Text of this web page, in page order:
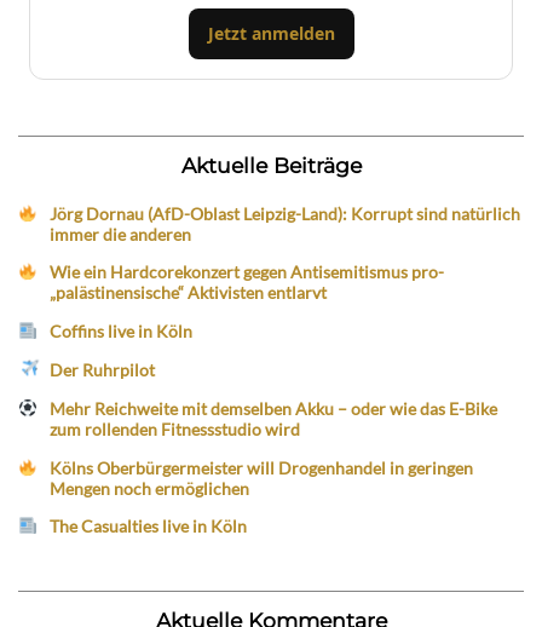
Jetzt anmelden
Aktuelle Beiträge
Jörg Dornau (AfD-Oblast Leipzig-Land): Korrupt sind natürlich
immer die anderen
Wie ein Hardcorekonzert gegen Antisemitismus pro-
„palästinensische“ Aktivisten entlarvt
Coffins live in Köln
Der Ruhrpilot
Mehr Reichweite mit demselben Akku – oder wie das E-Bike
zum rollenden Fitnessstudio wird
Kölns Oberbürgermeister will Drogenhandel in geringen
Mengen noch ermöglichen
The Casualties live in Köln
Aktuelle Kommentare